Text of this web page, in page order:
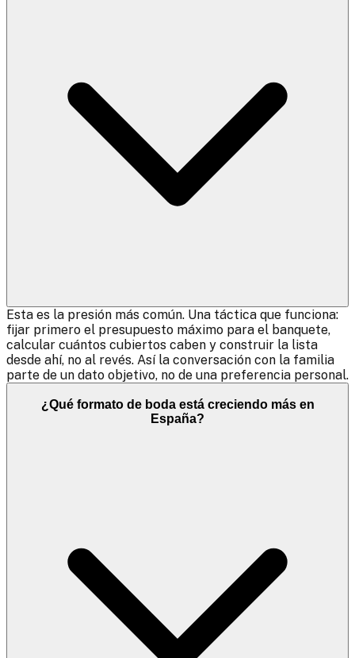
Esta es la presión más común. Una táctica que funciona:
fijar primero el presupuesto máximo para el banquete,
calcular cuántos cubiertos caben y construir la lista
desde ahí, no al revés. Así la conversación con la familia
parte de un dato objetivo, no de una preferencia personal.
¿Qué formato de boda está creciendo más en
España?